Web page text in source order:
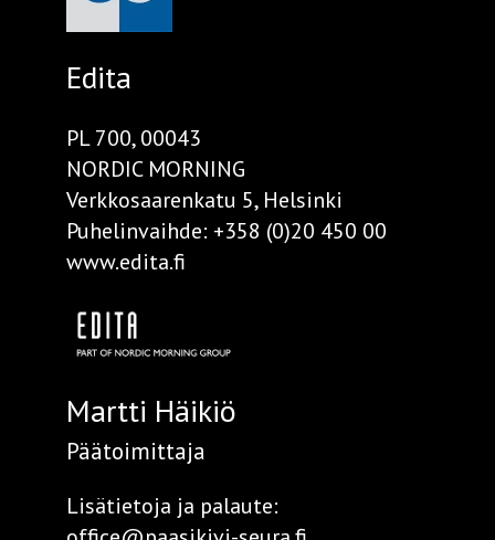
Edita
PL 700, 00043
NORDIC MORNING
Verkkosaarenkatu 5, Helsinki
Puhelinvaihde: +358 (0)20 450 00
www.edita.fi
Martti Häikiö
Päätoimittaja
Lisätietoja ja palaute: